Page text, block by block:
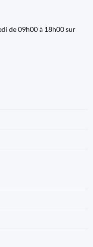
de 09h00 à 18h00 sur